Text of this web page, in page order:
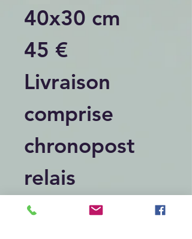
40x30 cm
45 €
Livraison
comprise
chronopost
relais